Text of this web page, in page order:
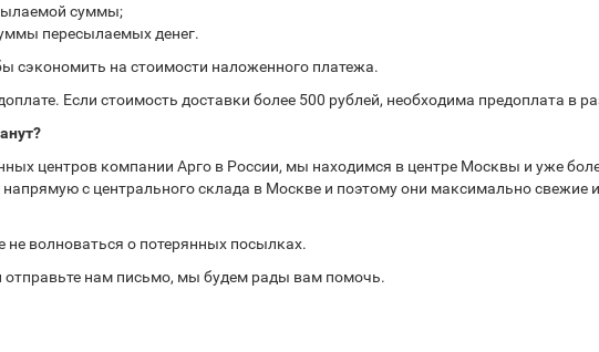
суммы;
пересылаемых денег.
сэкономить на стоимости наложенного платежа.
Если стоимость доставки более 500 рублей, необходима предоплата в
центров компании Арго в России, мы находимся в центре Москвы и уже
с центрального склада в Москве и поэтому они максимально свежие
волноваться о потерянных посылках.
отправьте нам письмо, мы будем рады вам помочь.